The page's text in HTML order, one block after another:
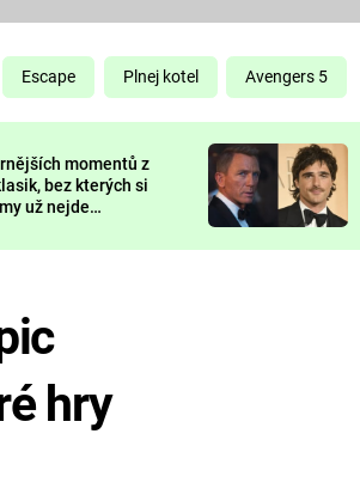
KOMEDIE
CHUCK
NORRIS
DEADPOOL
Escape Plnej kotel Avengers 5
momentů z
bez kterých si
už nejde
hry